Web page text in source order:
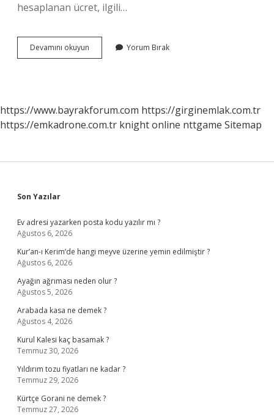
hesaplanan ücret, ilgili…
Devamını okuyun Barodan
Avukat
Yorum Bırak
https://www.bayrakforum.com https://girginemlak.com.tr
https://emkadrone.com.tr knight online nttgame Sitemap
Sidebar
Son Yazılar
Ev adresi yazarken posta kodu yazılır mı ?
Ağustos 6, 2026
Kur’an-ı Kerim’de hangi meyve üzerine yemin edilmiştir ?
Ağustos 6, 2026
Ayağın ağrıması neden olur ?
Ağustos 5, 2026
Arabada kasa ne demek ?
Ağustos 4, 2026
Kurul Kalesi kaç basamak ?
Temmuz 30, 2026
Yıldırım tozu fiyatları ne kadar ?
Temmuz 29, 2026
Kürtçe Gorani ne demek ?
Temmuz 27, 2026